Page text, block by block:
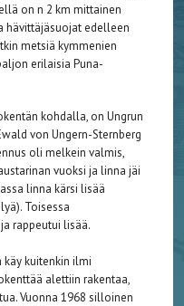
on n 2 km mittainen
hävittäjäsuojat edelleen
metsiä kymmenien
erilaisia Puna-
kohdalla, on Ungrun
von Ungern-Sternberg
oli melkein valmis,
vuoksi ja linna jäi
linna kärsi lisää
Toisessa
rappeutui lisää.
kuitenkin ilmi
alettiin rakentaa,
Vuonna 1968 silloinen